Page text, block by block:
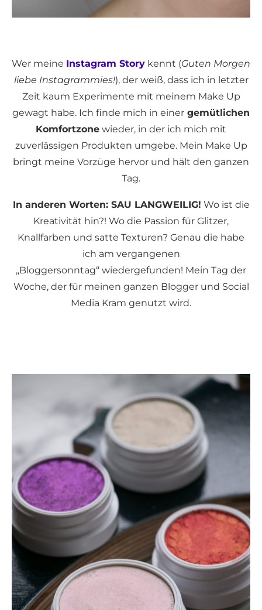
Wer meine Instagram Story kennt (Guten Morgen
liebe Instagrammies!), der weiß, dass ich in letzter
Zeit kaum Experimente mit meinem Make Up
gewagt habe. Ich finde mich in einer gemütlichen
Komfortzone wieder, in der ich mich mit
zuverlässigen Produkten umgebe. Mein Make Up
bringt meine Vorzüge hervor und hält den ganzen
Tag.
In anderen Worten: SAU LANGWEILIG! Wo ist die
Kreativität hin?! Wo die Passion für Glitzer,
Knallfarben und satte Texturen? Genau die habe
ich am vergangenen
„Bloggersonntag“ wiedergefunden! Mein Tag der
Woche, der für meinen ganzen Blogger und Social
Media Kram genutzt wird.